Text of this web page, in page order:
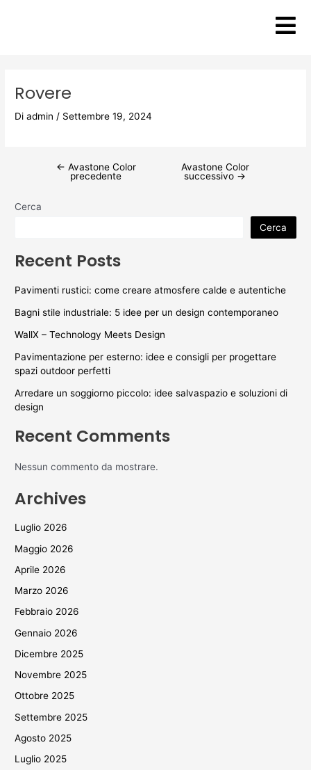
Rovere
Diadmin / Settembre 19, 2024
← Avastone Color
precedente
Avastone Color
successivo →
Cerca
Cerca
Recent Posts
Pavimenti rustici: come creare atmosfere calde e autentiche
Bagni stile industriale: 5 idee per un design contemporaneo
WallX – Technology Meets Design
Pavimentazione per esterno: idee e consigli per progettare
spazi outdoor perfetti
Arredare un soggiorno piccolo: idee salvaspazio e soluzioni di
design
Recent Comments
Nessun commento da mostrare.
Archives
Luglio 2026
Maggio 2026
Aprile 2026
Marzo 2026
Febbraio 2026
Gennaio 2026
Dicembre 2025
Novembre 2025
Ottobre 2025
Settembre 2025
Agosto 2025
Luglio 2025